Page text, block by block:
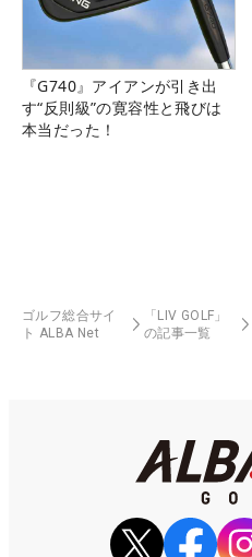
『G740』アイアンが引き出
す“反則級”の寛容性と飛びは
本当だった！
ゴルフ総合サイ
ト ALBA Net
「LIV GOLF」
の記事一覧